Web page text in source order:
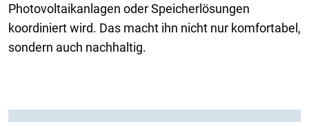
Photovoltaikanlagen oder Speicherlösungen
koordiniert wird. Das macht ihn nicht nur komfortabel,
sondern auch nachhaltig.